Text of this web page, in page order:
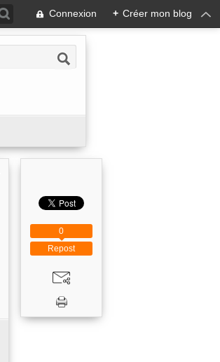
Connexion + Créer mon blog
Repost
0